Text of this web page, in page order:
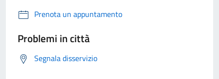
Prenota un appuntamento
Problemi in città
Segnala disservizio